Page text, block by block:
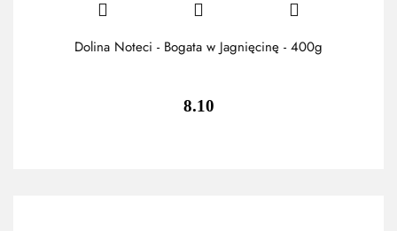
Dolina Noteci - Bogata w Jagnięcinę - 400g
8.10